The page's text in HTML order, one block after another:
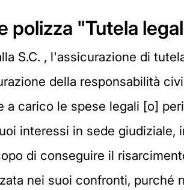
polizza "Tutela
S.C. , l'assicurazione di
della responsabilità
a carico le spese legali [o]
interessi in sede
di conseguire il
nei suoi confronti, purché